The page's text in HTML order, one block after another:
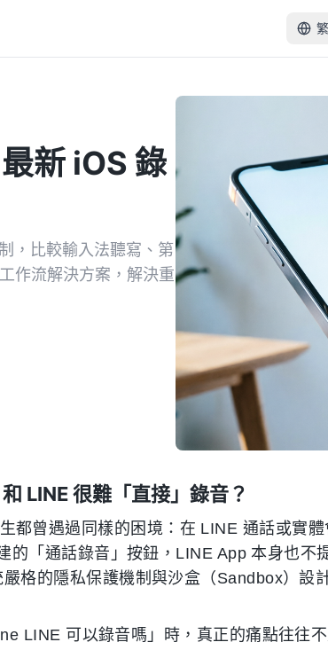
新 iOS 錄
，比較輸入法聽寫、第
作流解決方案，解決重
LINE 很難「直接」錄音？
都曾遇過同樣的困境：在 LINE 通話或實
的「通話錄音」按鈕，LINE App 本身也不
格的隱私保護機制與沙盒（Sandbox）設
LINE 可以錄音嗎」時，真正的痛點往往